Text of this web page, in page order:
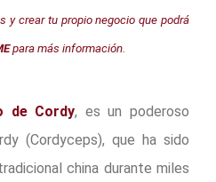
y crear tu propio negocio que podrá
para más información.
de Cordy, es un poderoso
(Cordyceps), que ha sido
china durante miles